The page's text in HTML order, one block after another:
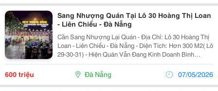
Sang Nhượng Quán Tại Lô 30 Hoàng Thị Loan
- Liên Chiểu - Đà Nẵng
Cần Sang Nhượng Lại Quán - Địa Chỉ: Lô 30 Hoàng Thị
Loan - Liên Chiểu - Đà Nẵng - Diện Tích: Hơn 300 M2( Lô
29-30-31) - Hiện Quán Vẫn Đang Kinh Doanh Bình
Thường, Đã Có Sẵn Lượng Khách Quen Nên Vào Là Có
Thể Tiếp Tục Vận Hành, Không Cần Xây...
600 triệu Đà Nẵng 07/05/2026